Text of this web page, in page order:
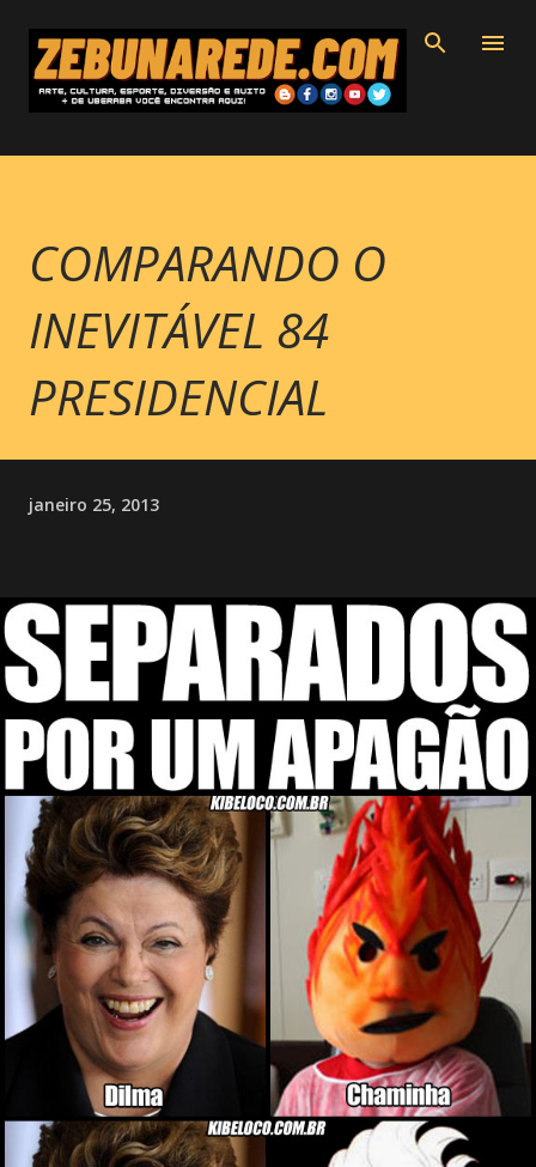
Pular para o conteúdo principal
COMPARANDO O
INEVITÁVEL 84
PRESIDENCIAL
janeiro 25, 2013